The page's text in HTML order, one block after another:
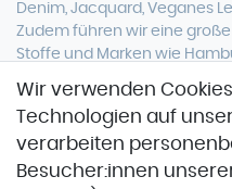
Denim, Jacquard, Veganes
Zudem führen wir eine
Stoffe und Marken wie
Wir verwenden
Technologien auf
verarbeiten
Besucher:innen